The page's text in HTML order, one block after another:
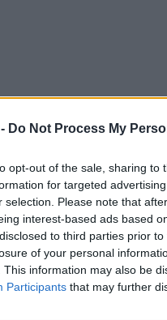
Do Not Process My
opt-out of the sale, sharing
for targeted
selection. Please note that
interest-based ads based
to third parties prior
of your personal
This information may also be
Participants that may further
Putinie
były bardzo opłacalne
liczenie szabel
uchodźcy
proces
tradycyjnych katolików?